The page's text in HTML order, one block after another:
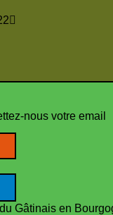
nous votre email
Gâtinais en